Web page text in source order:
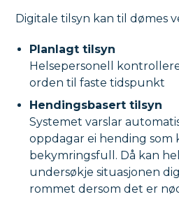
Digitale tilsyn kan til dømes
Planlagt tilsyn
Helsepersonell
orden til faste tidspunkt
Hendingsbasert tilsyn
Systemet varslar
oppdagar ei hending som
bekymringsfull. Då kan
undersøkje situasjonen
rommet dersom det er